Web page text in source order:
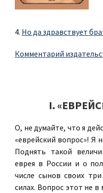
4. Но да здравствует
Комментарий
I.
О, не думайте, что я
«еврейский вопрос»! Я
Поднять такой
еврея в России и о
числе сынов своих
силах. Вопрос этот не